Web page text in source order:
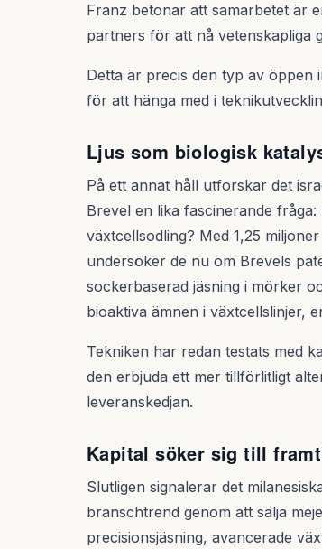
Franz betonar att samarbetet är
partners för att nå vetenskapliga
Detta är precis den typ av öppen
för att hänga med i
Ljus som biologisk
På ett annat håll utforskar det
Brevel en lika fascinerande
växtcellsodling? Med 1,25
undersöker de nu om Brevels
sockerbaserad jäsning i mörker
bioaktiva ämnen i växtcellslinjer,
Tekniken har redan testats med
den erbjuda ett mer tillförlitligt
leveranskedjan.
Kapital söker sig till
Slutligen signalerar det
branschtrend genom att sälja
precisionsjäsning, avancerade